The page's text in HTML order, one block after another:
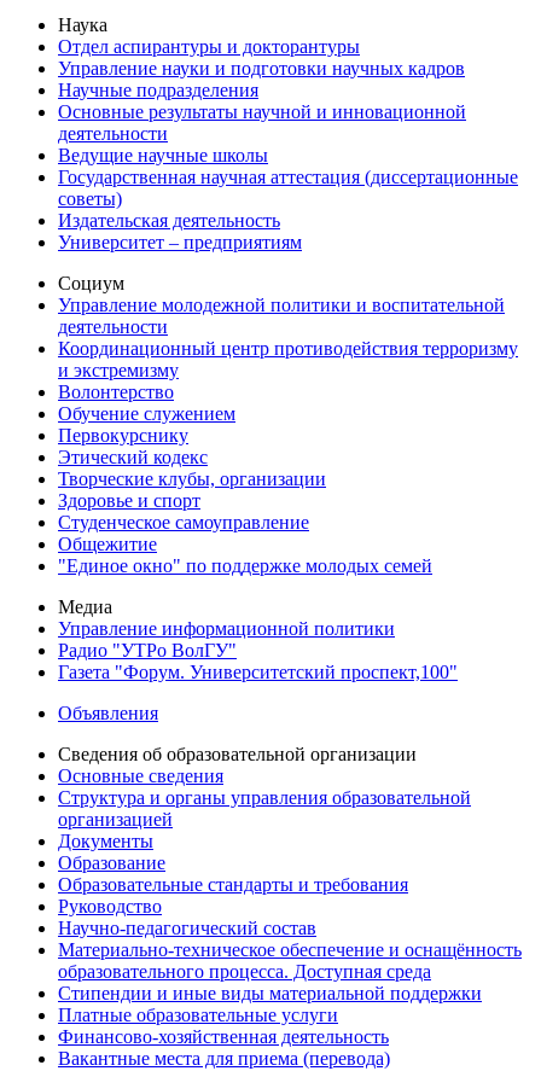
Наука
Отдел аспирантуры и докторантуры
Управление науки и подготовки научных кадров
Научные подразделения
Основные результаты научной и инновационной
деятельности
Ведущие научные школы
Государственная научная аттестация (диссертационные
советы)
Издательская деятельность
Университет – предприятиям
Социум
Управление молодежной политики и воспитательной
деятельности
Координационный центр противодействия терроризму
и экстремизму
Волонтерство
Обучение служением
Первокурснику
Этический кодекс
Творческие клубы, организации
Здоровье и спорт
Студенческое самоуправление
Общежитие
"Единое окно" по поддержке молодых семей
Медиа
Управление информационной политики
Радио "УТРо ВолГУ"
Газета "Форум. Университетский проспект,100"
Объявления
Сведения об образовательной организации
Основные сведения
Структура и органы управления образовательной
организацией
Документы
Образование
Образовательные стандарты и требования
Руководство
Научно-педагогический состав
Материально-техническое обеспечение и оснащённость
образовательного процесса. Доступная среда
Стипендии и иные виды материальной поддержки
Платные образовательные услуги
Финансово-хозяйственная деятельность
Вакантные места для приема (перевода)